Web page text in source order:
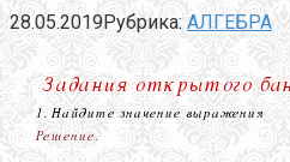
28.05.2019Рубрика: АЛГЕБРА